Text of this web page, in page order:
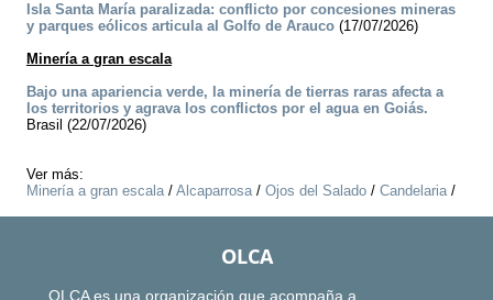
Isla Santa María paralizada: conflicto por concesiones mineras
y parques eólicos articula al Golfo de Arauco (17/07/2026)
Minería a gran escala
Bajo una apariencia verde, la minería de tierras raras afecta a
los territorios y agrava los conflictos por el agua en Goiás.
Brasil (22/07/2026)
Ver más:
Minería a gran escala/ Alcaparrosa/ Ojos del Salado / Candelaria/
OLCA
OLCA es una organización que acompaña a